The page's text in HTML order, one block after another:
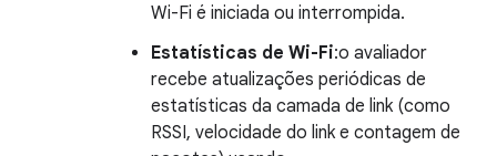
Wi-Fi é iniciada ou interrompida.
Estatísticas de Wi-Fi:o avaliador
recebe atualizações periódicas de
estatísticas da camada de link (como
RSSI, velocidade do link e contagem de